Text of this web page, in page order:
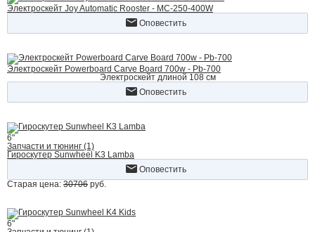
Электроскейт Joy Automatic Rooster - MC-250-400W
Оповестить
Электроскейт Powerboard Carve Board 700w - Pb-700
Электроскейт длиной 108 см
Оповестить
6"
Запчасти и тюнинг (1)
Гироскутер Sunwheel K3 Lamba
Оповестить
Старая цена: 30706 руб.
6"